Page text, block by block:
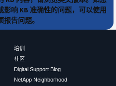
影响 KB 准确性的问题，可以使用
告问题。
培训
社区
Digital Support Blog
NetApp Neighborhood